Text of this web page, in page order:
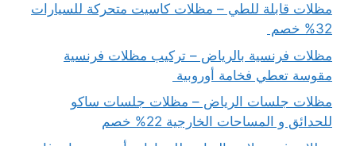
مظلات قابلة للطي – مظلات كاسيت متحركة للسيارات
32% خصم
مظلات فرنسية بالرياض – تركيب مظلات فرنسية
مقوسة تعطي فخامة أوروبية
مظلات جلسات الرياض – مظلات جلسات ساكو
للحدائق و المساحات الخارجية 22% خصم